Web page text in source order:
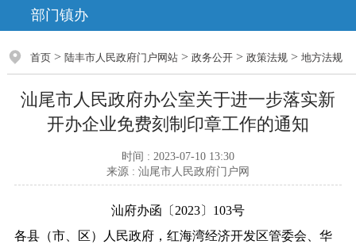
部门镇办
首页> 陆丰市人民政府门户网站> 政务公开> 政策法规> 地方法规
汕尾市人民政府办公室关于进一步落实新
开办企业免费刻制印章工作的通知
时间 : 2023-07-10 13:30
来源 : 汕尾市人民政府门户网
汕府办函〔2023〕103号
各县（市、区）人民政府，红海湾经济开发区管委会、华